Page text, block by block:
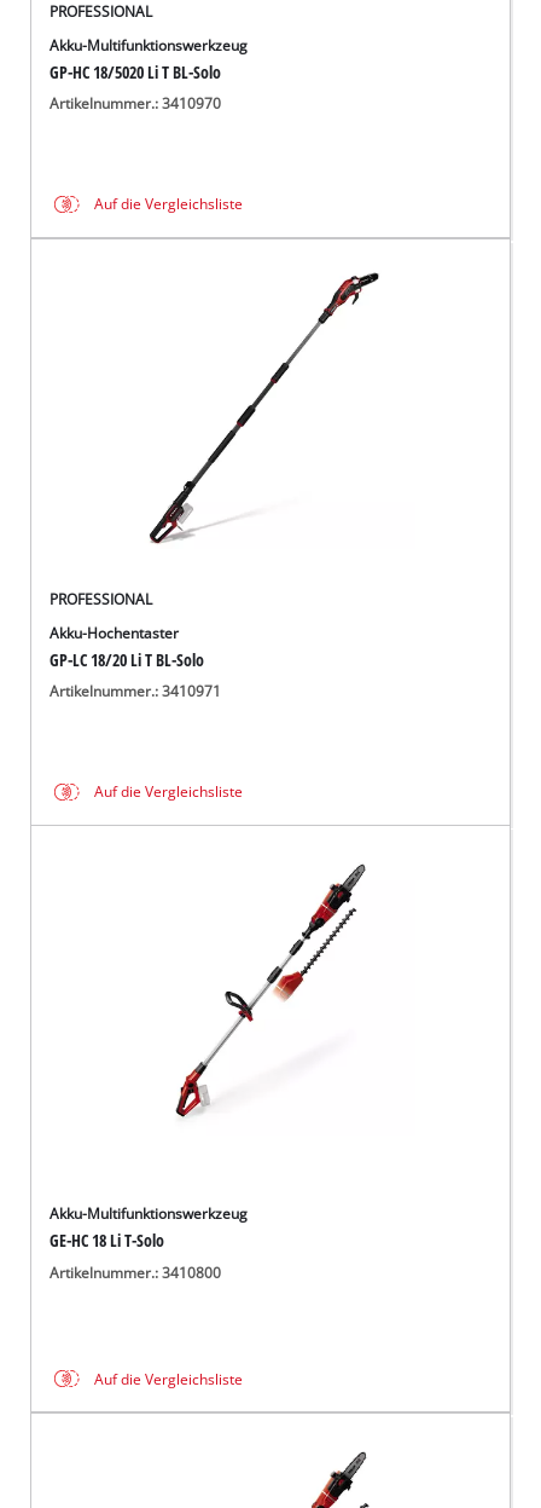
PROFESSIONAL
Akku-Multifunktionswerkzeug
GP-HC 18/5020 Li T BL-Solo
Artikelnummer.: 3410970
Auf die Vergleichsliste
PROFESSIONAL
Akku-Hochentaster
GP-LC 18/20 Li T BL-Solo
Artikelnummer.: 3410971
Auf die Vergleichsliste
Akku-Multifunktionswerkzeug
GE-HC 18 Li T-Solo
Artikelnummer.: 3410800
Auf die Vergleichsliste